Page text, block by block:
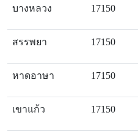
บางหลวง 17150
สรรพยา 17150
หาดอาษา 17150
เขาแก้ว 17150